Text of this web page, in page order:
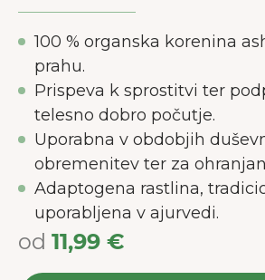
100 % organska korenina
prahu.
Prispeva k sprostitvi ter
telesno dobro počutje.
Uporabna v obdobjih
obremenitev ter za
Adaptogena rastlina,
uporabljena v ajurvedi.
od 11,99 €